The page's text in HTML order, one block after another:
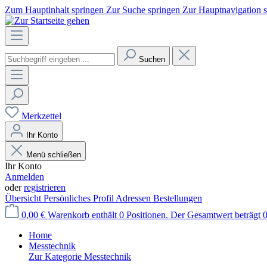
Zum Hauptinhalt springen Zur Suche springen Zur Hauptnavigation
Suchen
Merkzettel
Ihr Konto
Menü schließen
Ihr Konto
Anmelden
oderregistrieren
Übersicht Persönliches Profil Adressen Bestellungen
0,00 € Warenkorb enthält 0 Positionen. Der Gesamtwert beträgt
Home
Messtechnik
Zur Kategorie Messtechnik